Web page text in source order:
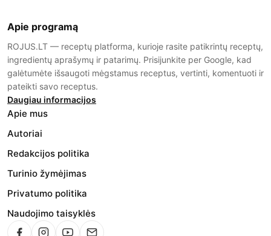
Apie programą
ROJUS.LT — receptų platforma, kurioje rasite patikrintų receptų,
ingredientų aprašymų ir patarimų. Prisijunkite per Google, kad
galėtumėte išsaugoti mėgstamus receptus, vertinti, komentuoti ir
pateikti savo receptus.
Daugiau informacijos
Apie mus
Autoriai
Redakcijos politika
Turinio žymėjimas
Privatumo politika
Naudojimo taisyklės